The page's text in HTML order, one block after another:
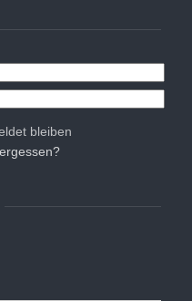
bleiben